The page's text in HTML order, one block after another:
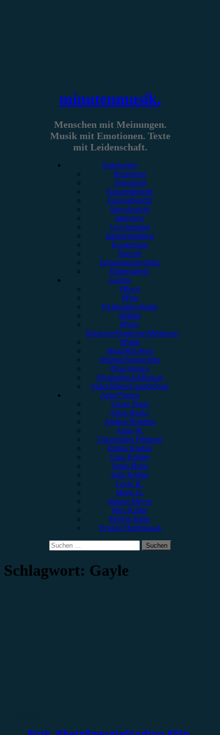
minutenmusik.
Menschen mit Meinungen.
Musik mit Emotionen. Texte
mit Leidenschaft.
Kategorien
Rezension
Vorbericht
Konzertbericht
Festivalbericht
Showbericht
Interview
Gewinnspiel
Jahresrückblick
Kommentar
Special
Erinnerungswürdig
Bildergalerie
Genres
#Rock
#Pop
#Alternative/Indie
#Metal
#Post-
Hardcore/Hardcore/Metalcore
#Punk
#Rap/Hip-Hop
#Singer/Songwriter
#Electronica
#Soundtrack/Musical
#Jazz/Blues/Gospel/Soul
Autor*innen
Unser Team
Alina Hasky
Andrea Holstein
Anna W.
Christopher Filipecki
Emilia Knebel
Gina Köhler
Jonas Horn
Julia Köhler
Lucie K.
Marie H.
Marius Meyer
Max Keller
Melvin Klein
Yvonne Hopfensack
Suchen
nach:
Schlagwort: Gayle